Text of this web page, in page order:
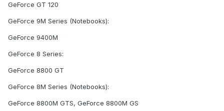
GeForce GT 120
GeForce 9M Series (Notebooks):
GeForce 9400M
GeForce 8 Series:
GeForce 8800 GT
GeForce 8M Series (Notebooks):
GeForce 8800M GTS, GeForce 8800M GS